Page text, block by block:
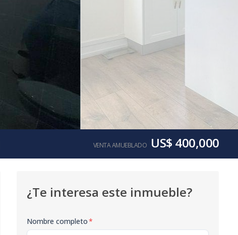
VENTA AMUEBLADO US$ 400,000
¿Te interesa este inmueble?
Nombre completo*